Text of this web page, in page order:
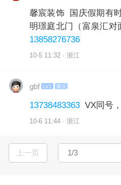
馨宸装饰 国庆假期有
明璟庭北门（富泉汇
13858276736
10-5 11:32 · 浙江
gbf LV1 举人
13738483363VX同号，
10-6 11:44 · 浙江
上一页